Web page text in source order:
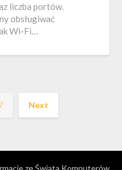
liczba portów.
obsługiwać
Wi-Fi…
Next
ze Świata Komputerów